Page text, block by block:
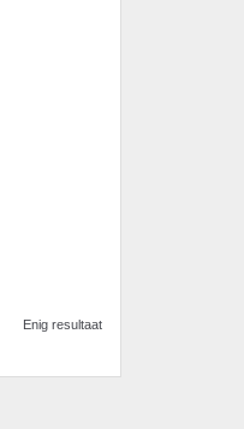
Enig resultaat